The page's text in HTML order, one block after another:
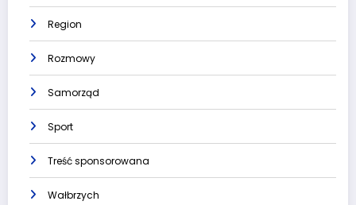
Region
Rozmowy
Samorząd
Sport
Treść sponsorowana
Wałbrzych